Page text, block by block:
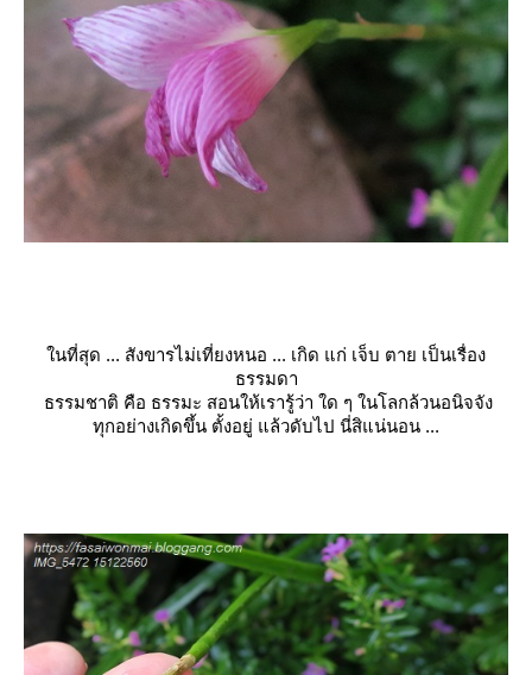
นที่สุด ... สังขารไม่เที่ยงหนอ ... เกิด แก่ เจ็บ ตาย เป็นเรื่อง
ธรรมดา
ธรรมชาติ คือ ธรรมะ สอนให้เรารู้ว่า ใด ๆ ในโลกล้วนอนิจจัง
ทุกอย่างเกิดขึ้น ตั้งอยู่ แล้วดับไป นี่สิแน่นอน ...